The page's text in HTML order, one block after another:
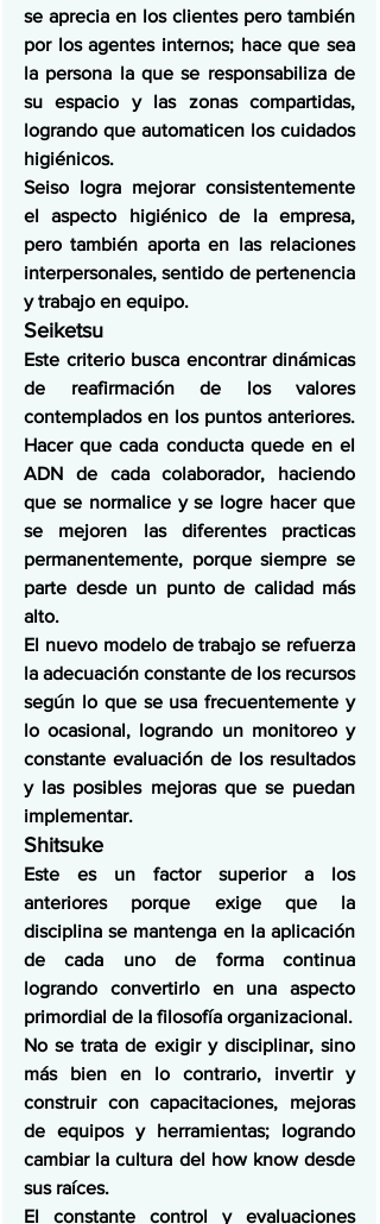
se aprecia en los clientes pero también
por los agentes internos; hace que sea
la persona la que se responsabiliza de
su espacio y las zonas compartidas,
logrando que automaticen los cuidados
higiénicos.
Seiso logra mejorar consistentemente
el aspecto higiénico de la empresa,
pero también aporta en las relaciones
interpersonales, sentido de pertenencia
y trabajo en equipo.
Seiketsu
Este criterio busca encontrar dinámicas
de reafirmación de los valores
contemplados en los puntos anteriores.
Hacer que cada conducta quede en el
ADN de cada colaborador, haciendo
que se normalice y se logre hacer que
se mejoren las diferentes practicas
permanentemente, porque siempre se
parte desde un punto de calidad más
alto.
El nuevo modelo de trabajo se refuerza
la adecuación constante de los recursos
según lo que se usa frecuentemente y
lo ocasional, logrando un monitoreo y
constante evaluación de los resultados
y las posibles mejoras que se puedan
implementar.
Shitsuke
Este es un factor superior a los
anteriores porque exige que la
disciplina se mantenga en la aplicación
de cada uno de forma continua
logrando convertirlo en una aspecto
primordial de la filosofía organizacional.
No se trata de exigir y disciplinar, sino
más bien en lo contrario, invertir y
construir con capacitaciones, mejoras
de equipos y herramientas; logrando
cambiar la cultura del how know desde
sus raíces.
El constante control y evaluaciones